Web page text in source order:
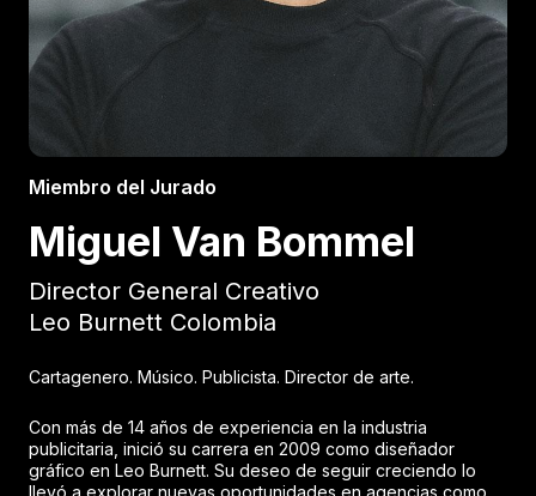
Miembro del Jurado
Miguel Van Bommel
Director General Creativo
Leo Burnett Colombia
Cartagenero. Músico. Publicista. Director de arte.
Con más de 14 años de experiencia en la industria
publicitaria, inició su carrera en 2009 como diseñador
gráfico en Leo Burnett. Su deseo de seguir creciendo lo